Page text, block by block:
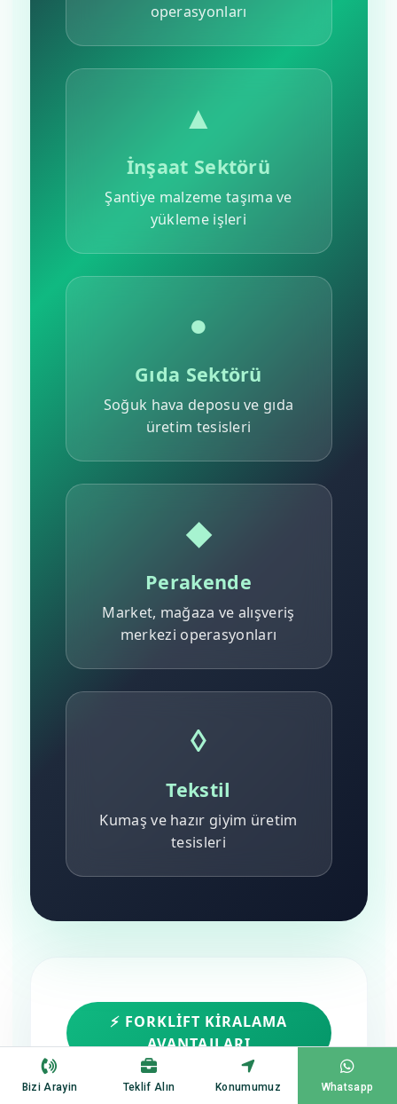
operasyonları
▲
İnşaat Sektörü
Şantiye malzeme taşıma ve
yükleme işleri
●
Gıda Sektörü
Soğuk hava deposu ve gıda
üretim tesisleri
◆
Perakende
Market, mağaza ve alışveriş
merkezi operasyonları
◊
Tekstil
Kumaş ve hazır giyim üretim
tesisleri
⚡ FORKLIFT KIRALAMA
AVANTAJLARI
Bizi Arayin Teklif Alın Konumumuz Whatsapp